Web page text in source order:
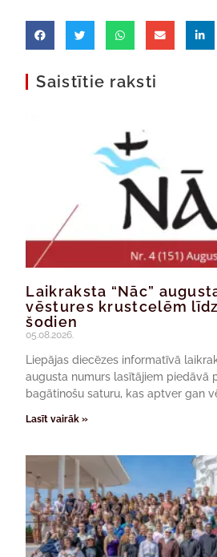
Saistītie raksti
Laikraksta “Nāc”
vēstures krustcelēm
šodien
05.08.2026.
Liepājas diecēzes informatīvā
augusta numurs lasītājiem piedāvā
bagātinošu saturu, kas aptver gan
Lasīt vairāk »